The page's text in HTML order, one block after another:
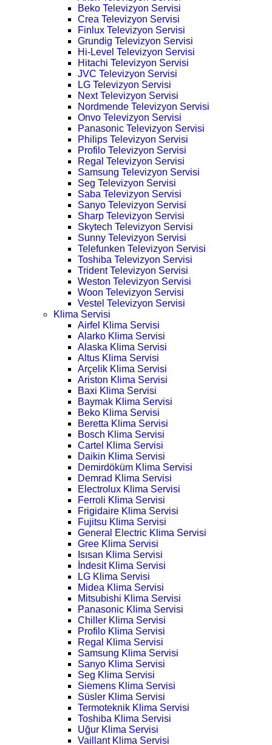
Beko Televizyon Servisi
Crea Televizyon Servisi
Finlux Televizyon Servisi
Grundig Televizyon Servisi
Hi-Level Televizyon Servisi
Hitachi Televizyon Servisi
JVC Televizyon Servisi
LG Televizyon Servisi
Next Televizyon Servisi
Nordmende Televizyon Servisi
Onvo Televizyon Servisi
Panasonic Televizyon Servisi
Philips Televizyon Servisi
Profilo Televizyon Servisi
Regal Televizyon Servisi
Samsung Televizyon Servisi
Seg Televizyon Servisi
Saba Televizyon Servisi
Sanyo Televizyon Servisi
Sharp Televizyon Servisi
Skytech Televizyon Servisi
Sunny Televizyon Servisi
Telefunken Televizyon Servisi
Toshiba Televizyon Servisi
Trident Televizyon Servisi
Weston Televizyon Servisi
Woon Televizyon Servisi
Vestel Televizyon Servisi
Klima Servisi
Airfel Klima Servisi
Alarko Klima Servisi
Alaska Klima Servisi
Altus Klima Servisi
Arçelik Klima Servisi
Ariston Klima Servisi
Baxi Klima Servisi
Baymak Klima Servisi
Beko Klima Servisi
Beretta Klima Servisi
Bosch Klima Servisi
Cartel Klima Servisi
Daikin Klima Servisi
Demirdöküm Klima Servisi
Demrad Klima Servisi
Electrolux Klima Servisi
Ferroli Klima Servisi
Frigidaire Klima Servisi
Fujitsu Klima Servisi
General Electric Klima Servisi
Gree Klima Servisi
Isısan Klima Servisi
İndesit Klima Servisi
LG Klima Servisi
Midea Klima Servisi
Mitsubishi Klima Servisi
Panasonic Klima Servisi
Chiller Klima Servisi
Profilo Klima Servisi
Regal Klima Servisi
Samsung Klima Servisi
Sanyo Klima Servisi
Seg Klima Servisi
Siemens Klima Servisi
Süsler Klima Servisi
Termoteknik Klima Servisi
Toshiba Klima Servisi
Uğur Klima Servisi
Vaillant Klima Servisi